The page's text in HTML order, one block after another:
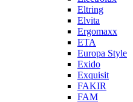
Eltring
Elvita
Ergomaxx
ETA
Europa Style
Exido
Exquisit
FAKIR
FAM